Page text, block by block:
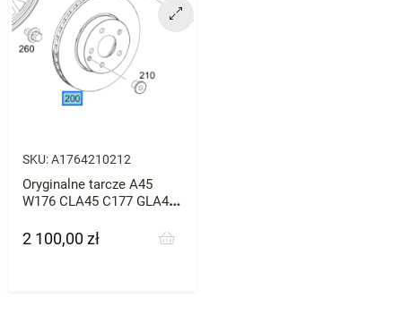
SKU:A1764210212
Oryginalne tarcze A45
W176 CLA45 C177 GLA45
Cena
2 100,00 zł